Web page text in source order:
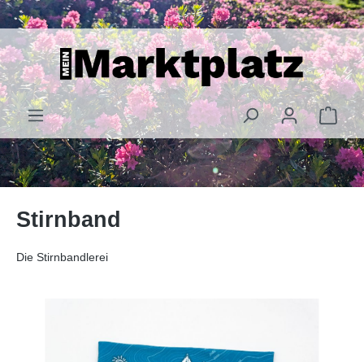
springen
Stirnband
Die Stirnbandlerei